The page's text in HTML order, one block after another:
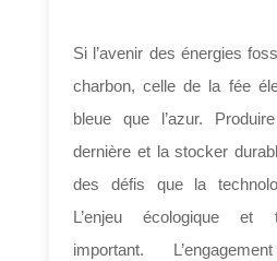
Si l’avenir des énergies
charbon, celle de la fée
bleue que l’azur.
dernière et la stocker
des défis que la
L’enjeu écologique et
important.